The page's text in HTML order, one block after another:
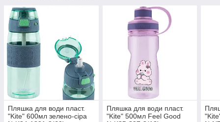
Пляшка для води пласт.
"Kite" 600мл зелено-сіра
Пляшка для води пласт.
"Kite" 500мл Feel Good